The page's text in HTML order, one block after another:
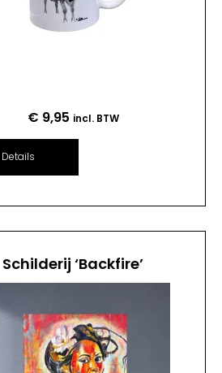
€ 9,95 incl. BTW
Details
Schilderij ‘Backfire’